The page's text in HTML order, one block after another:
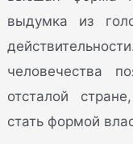
выдумка из
человечества
отсталой
стать формой